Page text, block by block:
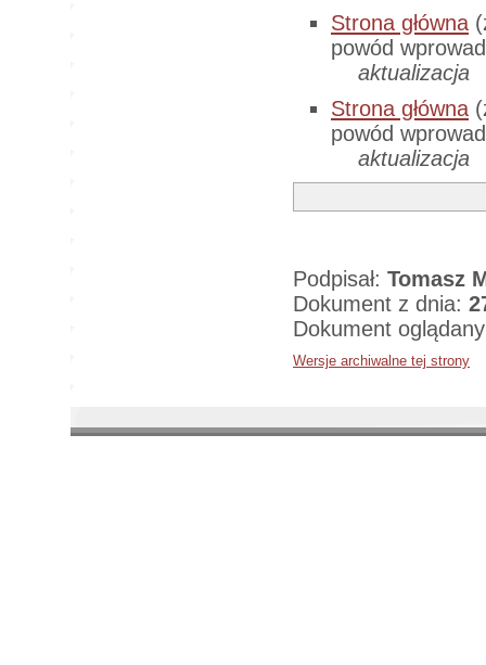
Strona główna
powód
aktualizacja
Strona główna
powód
aktualizacja
Podpisał: Tomasz
Dokument z dnia:
Dokument
Wersje archiwalne tej strony